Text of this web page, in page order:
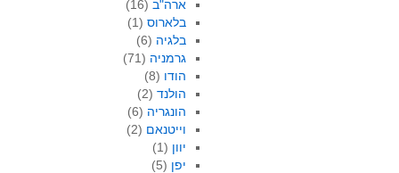
ארה"ב (16)
בלארוס (1)
בלגיה (6)
גרמניה (71)
הודו (8)
הולנד (2)
הונגריה (6)
וייטנאם (2)
יוון (1)
יפן (5)